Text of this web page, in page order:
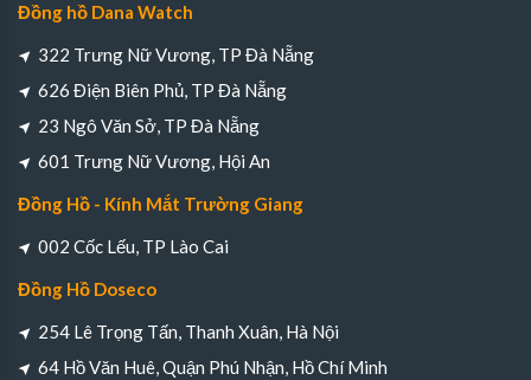
Đồng hồ Dana Watch
322 Trưng Nữ Vương, TP Đà Nẵng
626 Điện Biên Phủ, TP Đà Nẵng
23 Ngô Văn Sở, TP Đà Nẵng
601 Trưng Nữ Vương, Hội An
Đồng Hồ - Kính Mắt Trường Giang
002 Cốc Lếu, TP Lào Cai
Đồng Hồ Doseco
254 Lê Trọng Tấn, Thanh Xuân, Hà Nội
64 Hồ Văn Huê, Quận Phú Nhận, Hồ Chí Minh